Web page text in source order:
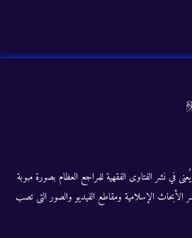
في نشر الفتاوى الفقهية للمراجع العظام بصورة مبوبة
الأبحاث الإسلامية ومقاطع الفيديو والصور التى تصب